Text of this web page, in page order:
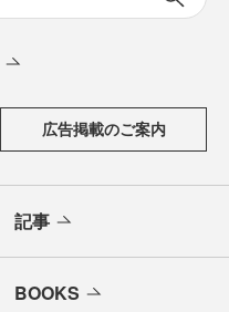
広告掲載のご案内
記事
BOOKS